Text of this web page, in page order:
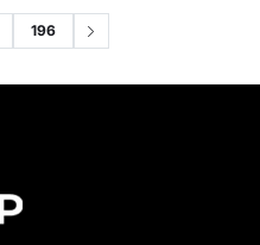
196